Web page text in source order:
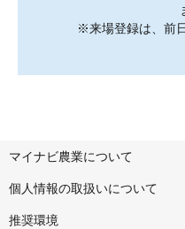
※来場登録は、前
マイナビ農業について
個人情報の取扱いについて
推奨環境